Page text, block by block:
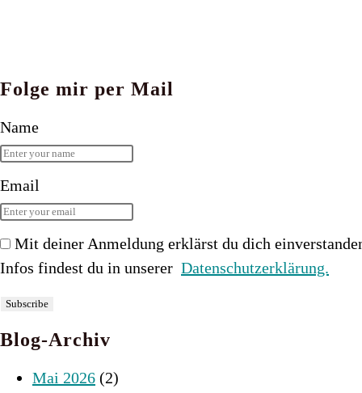
Folge mir per Mail
Name
Email
Mit deiner Anmeldung erklärst du dich
Infos findest du in unserer Datenschutzerklärung.
Blog-Archiv
Mai 2026 (2)